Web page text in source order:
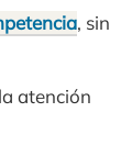
, sin
atención